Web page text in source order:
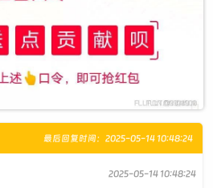
最后回复时间：2025-05-14 10:48:24
2025-05-14 10:48:24